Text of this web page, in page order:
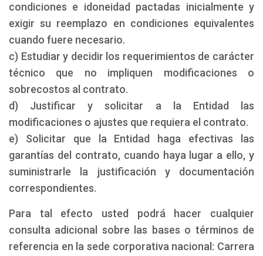
condiciones e idoneidad pactadas inicialmente y
exigir su reemplazo en condiciones equivalentes
cuando fuere necesario.
c) Estudiar y decidir los requerimientos de carácter
técnico que no impliquen modificaciones o
sobrecostos al contrato.
d) Justificar y solicitar a la Entidad las
modificaciones o ajustes que requiera el contrato.
e) Solicitar que la Entidad haga efectivas las
garantías del contrato, cuando haya lugar a ello, y
suministrarle la justificación y documentación
correspondientes.
Para tal efecto usted podrá hacer cualquier
consulta adicional sobre las bases o términos de
referencia en la sede corporativa nacional: Carrera